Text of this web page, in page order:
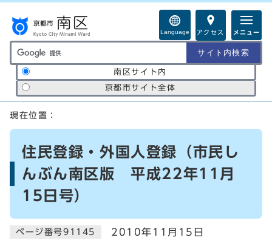
Language アクセス メニュー
サイト内検索の範囲
南区サイト内
京都市サイト全体
ここから本文です
現在位置：
住民登録・外国人登録（市民し
んぶん南区版 平成22年11月
15日号）
ページ番号91145 2010年11月15日